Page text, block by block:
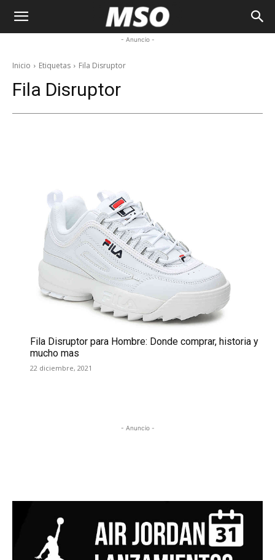
Ocean
- Anuncio -
Inicio Etiquetas Fila Disruptor
Fila Disruptor
Fila Disruptor para Hombre: Donde comprar, historia y
mucho mas
22 diciembre, 2021
- Anuncio -